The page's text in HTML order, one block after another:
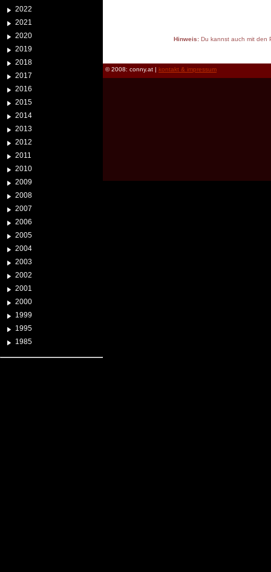
2022
2021
2020
2019
2018
2017
2016
2015
2014
2013
2012
2011
2010
2009
2008
2007
2006
2005
2004
2003
2002
2001
2000
1999
1995
1985
Hinweis:Du kannst auch mit den
© 2008: conny.at | kontakt & impressum